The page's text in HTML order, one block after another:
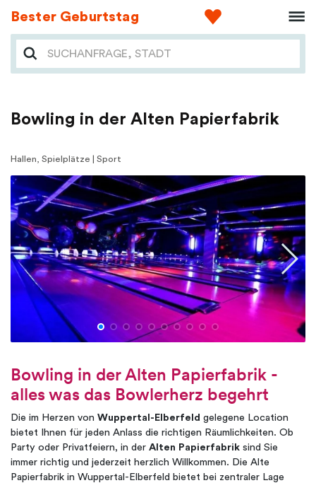
Bester Geburtstag
Bowling in der Alten Papierfabrik
Hallen, Spielplätze | Sport
Bowling in der Alten Papierfabrik -
alles was das Bowlerherz begehrt
Die im Herzen von Wuppertal-Elberfeld gelegene Location
bietet Ihnen für jeden Anlass die richtigen Räumlichkeiten. Ob
Party oder Privatfeiern, in der Alten Papierfabrik sind Sie
immer richtig und jederzeit herzlich Willkommen. Die Alte
Papierfabrik in Wuppertal-Elberfeld bietet bei zentraler Lage